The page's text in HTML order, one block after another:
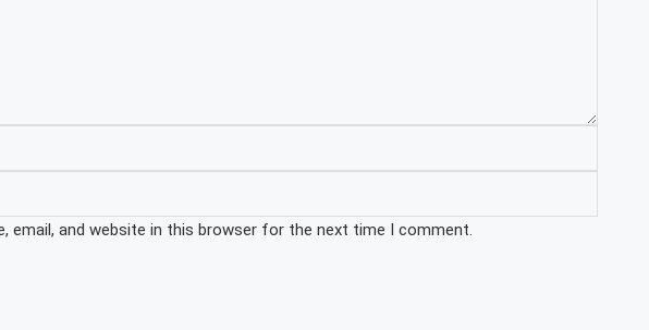
email, and website in this browser for the next time I comment.